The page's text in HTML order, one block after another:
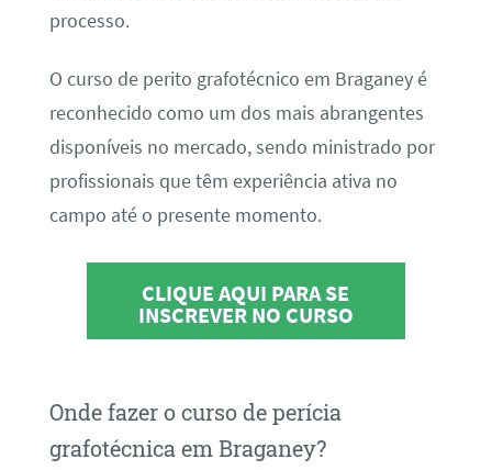
processo.
O curso de perito grafotécnico em Braganey é
reconhecido como um dos mais abrangentes
disponíveis no mercado, sendo ministrado por
profissionais que têm experiência ativa no
campo até o presente momento.
CLIQUE AQUI PARA SE
INSCREVER NO CURSO
Onde fazer o curso de perícia
grafotécnica em Braganey?